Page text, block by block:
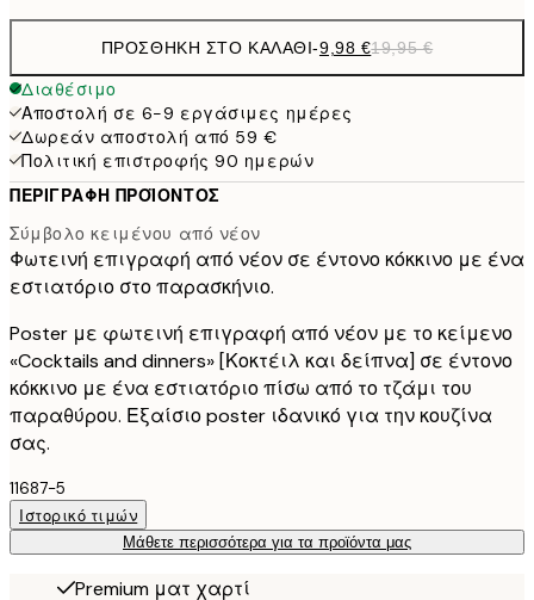
ΠΡΟΣΘΉΚΗ ΣΤΟ ΚΑΛΆΘΙ-9,98 €19,95 €
Διαθέσιμο
Αποστολή σε 6-9 εργάσιμες ημέρες
Δωρεάν αποστολή από 59 €
Πολιτική επιστροφής 90 ημερών
ΠΕΡΙΓΡΑΦΉ ΠΡΟΪΌΝΤΟΣ
Σύμβολο κειμένου από νέον
Φωτεινή επιγραφή από νέον σε έντονο κόκκινο με ένα
εστιατόριο στο παρασκήνιο.
Poster με φωτεινή επιγραφή από νέον με το κείμενο
«Cocktails and dinners» [Κοκτέιλ και δείπνα] σε έντονο
κόκκινο με ένα εστιατόριο πίσω από το τζάμι του
παραθύρου. Εξαίσιο poster ιδανικό για την κουζίνα
σας.
11687-5
Ιστορικό τιμών
Μάθετε περισσότερα για τα προϊόντα μας
Premium ματ χαρτί